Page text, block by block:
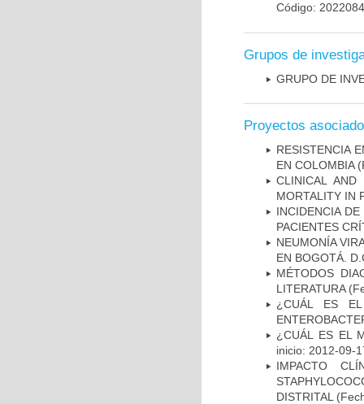
Código:
Grupos de
GRUPO DE
Proyectos
RESISTENCIA
EN COLOMBIA
CLINICAL AND
MORTALITY IN
INCIDENCIA
PACIENTES
NEUMONÍA
EN BOGOTÁ.
MÉTODOS
LITERATURA
¿CUÁL ES EL
¿CUÁL ES EL
inicio: 2012-09-
IMPACTO
DISTRITAL